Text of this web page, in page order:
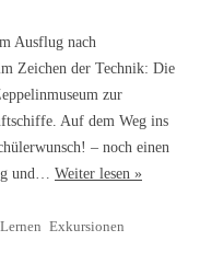
Ausflug nach
Zeichen der Technik: Die
zur
Auf dem Weg ins
– noch einen
und… Weiter lesen »
Exkursionen